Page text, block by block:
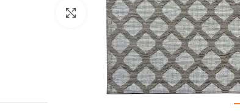
Нажмите, чтобы увеличить